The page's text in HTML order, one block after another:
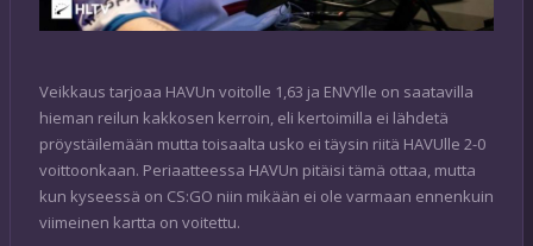
Veikkaus tarjoaa HAVUn voitolle 1,63 ja ENVYlle on saatavilla
hieman reilun kakkosen kerroin, eli kertoimilla ei lähdetä
pröystäilemään mutta toisaalta usko ei täysin riitä HAVUlle 2-0
voittoonkaan. Periaatteessa HAVUn pitäisi tämä ottaa, mutta
kun kyseessä on CS:GO niin mikään ei ole varmaan ennenkuin
viimeinen kartta on voitettu.